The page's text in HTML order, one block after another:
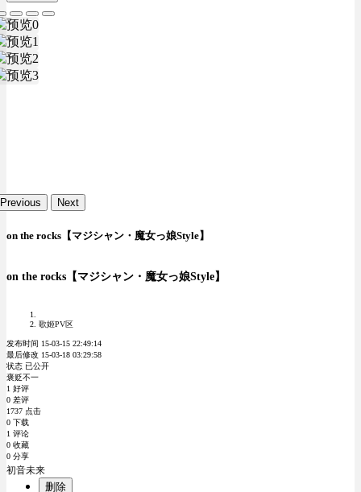
Previous Next
on the rocks【マジシャン・魔女っ娘Style】
on the rocks【マジシャン・魔女っ娘Style】
歌姬PV区
发布时间 15-03-15 22:49:14
最后修改 15-03-18 03:29:58
状态 已公开
褒贬不一
1 好评
0 差评
1737 点击
0 下载
1 评论
0 收藏
0 分享
初音未来
删除